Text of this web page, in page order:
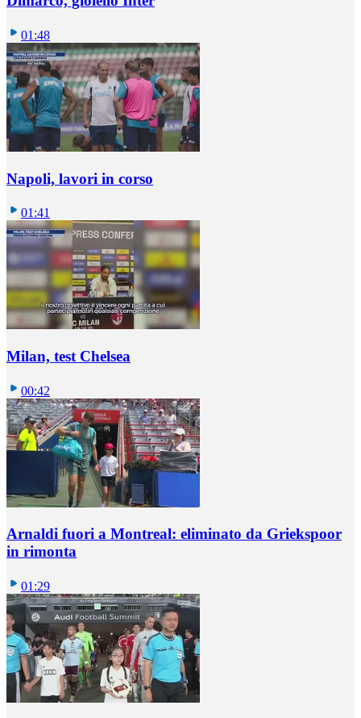
01:48
Napoli, lavori in corso
01:41
Milan, test Chelsea
00:42
Arnaldi fuori a Montreal: eliminato da Griekspoor
in rimonta
01:29